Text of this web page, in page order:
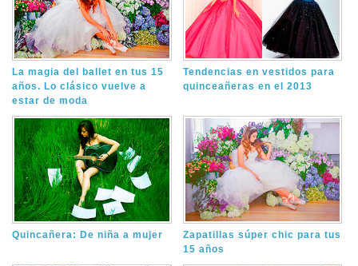
La magia del ballet en tus 15
años. Lo clásico vuelve a
estar de moda
Tendencias en vestidos para
quinceañeras en el 2013
Quincañera: De niña a mujer
Zapatillas súper chic para tus
15 años